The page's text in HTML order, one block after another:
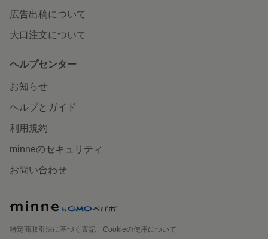
広告出稿について
大口注文について
ヘルプセンター
お知らせ
ヘルプとガイド
利用規約
minneのセキュリティ
お問い合わせ
特定商取引法に基づく表記
Cookieの使用について